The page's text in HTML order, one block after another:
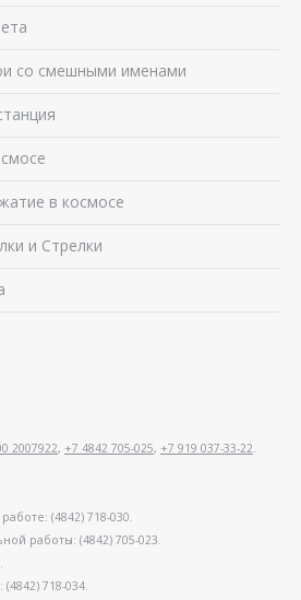
со смешными именами
в космосе
и Стрелки
2007922, +7 4842 705-025, +7 919 037-33-22.
(4842) 718-030.
работы: (4842) 705-023.
718-034.